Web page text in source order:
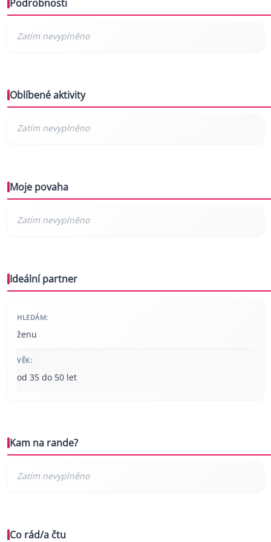
Podrobnosti
Oblíbené aktivity
Moje povaha
Ideální partner
HLEDÁM:
ženu
VĚK:
od 35 do 50 let
Kam na rande?
Co rád/a čtu